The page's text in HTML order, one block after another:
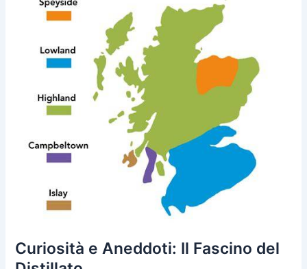
Curiosità e Aneddoti: Il Fascino del